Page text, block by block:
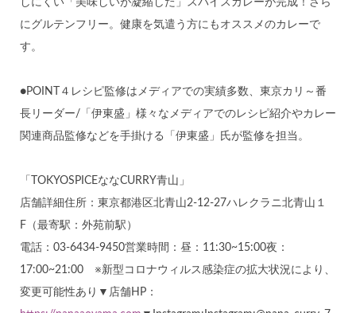
にグルテンフリー。健康を気遣う方にもオススメのカレーで
す。
●POINT４レシピ監修はメディアでの実績多数、東京カリ～番
長リーダー/「伊東盛」様々なメディアでのレシピ紹介やカレー
関連商品監修などを手掛ける「伊東盛」氏が監修を担当。
「TOKYOSPICEななCURRY青山」
店舗詳細住所：東京都港区北青山2-12-27ハレクラニ北青山１
F（最寄駅：外苑前駅）
電話：03-6434-9450営業時間：昼：11:30~15:00夜：
17:00~21:00 ※新型コロナウィルス感染症の拡大状況により、
変更可能性あり▼店舗HP：